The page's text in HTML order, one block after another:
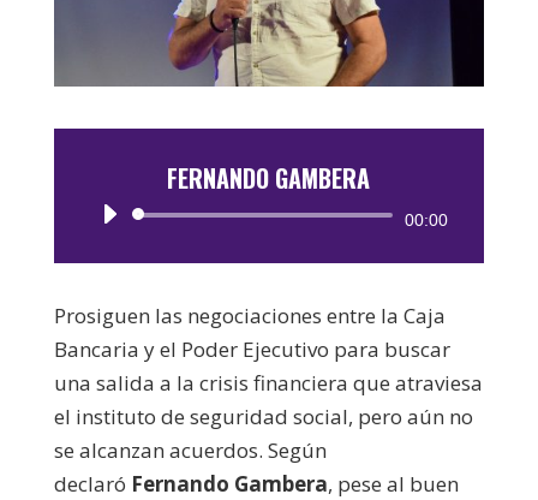
FERNANDO GAMBERA
Reproductor
00:00
Prosiguen las negociaciones entre la Caja
Bancaria y el Poder Ejecutivo para buscar
una salida a la crisis financiera que atraviesa
el instituto de seguridad social, pero aún no
se alcanzan acuerdos. Según
declaró Fernando Gambera, pese al buen